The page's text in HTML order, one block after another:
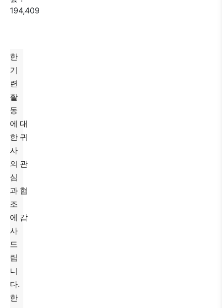
194,409
한
기
련
활
동
에 대
한 귀
사
의 관
심
과 협
조
에 감
사
드
립
니
다.
한